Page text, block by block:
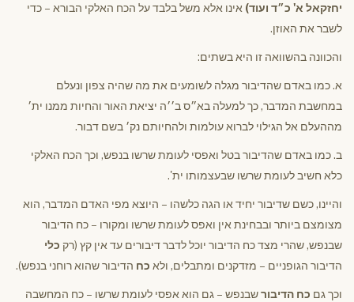
יחזקאל א' כ״ד ועוד) אינו אלא משל בלבד על הכח האלקי הבורא – כדי
לשבר את האוזן.
והכוונה בהשוואה זו היא בשתים:
א. כמו באדם שהדיבור מגלה לשומעים את מה שהיה צפון ונעלם
במחשבת המדבר, כך למעלה בא״ס ב׳׳ה יציאת האור והחיות ממנו ית׳
מההעלם אל הגילוי לברוא עולמות ולהחיותם נק׳ בשם דבור.
ב. כמו באדם שהדיבור בטל ואפסי לעומת שרשו בנפש, וכך הכח האלקי
כלא חשיב לעומת שרשו שבעצמותו ית'.
והיינו, כשם שדיבור יחיד או הגה כלשהו – היוצא מפי האדם המדבר, הוא
מצומצם ביותר ובבחינת אין ואפס לעומת שרשו ומקורו – כח הדיבור
שבנפש, שהרי מצד כח הדיבור יוכל לדבר דיבורים עד אין קץ (רק כלי
הדיבור הגופניים – מזדקנים ומתבלים, ולא כח הדיבור שהוא רוחני בנפש).
וכך גם כח הדיבורשבנפש – גם הוא אפסי לעומת שרשו – כח המחשבה